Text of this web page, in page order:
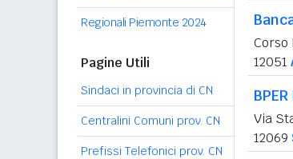
Regionali Piemonte 2024
Pagine Utili
Sindaci in provincia di CN
Centralini Comuni prov. CN
Prefissi Telefonici prov. CN
Corso
12051
Via
12069